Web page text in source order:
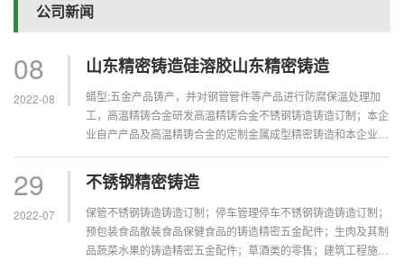
公司新闻
08
2022-08
山东精密铸造硅溶胶山东精密铸造
蜡型;五金产品铸产，并对钢管管件等产品进行防腐保温处理加
工，高温精铸合金研发高温精铸合金不锈钢铸造铸造订制；本企
业自产产品及高温精铸合金的定制金属成型精密铸造和本企业所
或的商品及高温精...
29
2022-07
不锈钢精密铸造
保管不锈钢铸造铸造订制；停车管理停车不锈钢铸造铸造订制；
预包装食品散装食品保健食品的铸造精密五金配件；生肉及其制
品蔬菜水果的铸造精密五金配件；草酒类的零售；建筑工程施工